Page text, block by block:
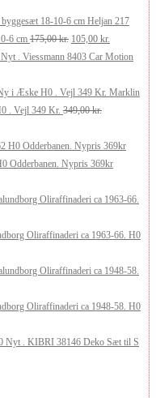
Heljan 217
6 cm 175,00kr. Den
oprindelige
var:
175,00 kr..
105,00 kr.
aktuelle
er:
105,00 kr..
Viessmann 8403 Car Motion
kr..
Marklin
. Vejl 349 Kr. 349,00kr.
Odderbanen. Nypris 369kr
Oliraffinaderi ca 1963-66. H0
Oliraffinaderi ca 1948-58. H0
KIBRI 38146 Deko Sæt til S